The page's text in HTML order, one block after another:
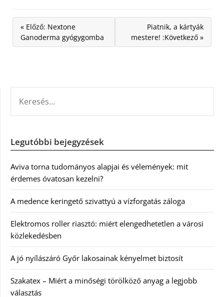
« Előző: Nextone
Ganoderma gyógygomba
Piatnik, a kártyák
mestere! :Következő »
Legutóbbi bejegyzések
Aviva torna tudományos alapjai és vélemények: mit
érdemes óvatosan kezelni?
A medence keringető szivattyú a vízforgatás záloga
Elektromos roller riasztó: miért elengedhetetlen a városi
közlekedésben
A jó nyílászáró Győr lakosainak kényelmet biztosít
Szakatex – Miért a minőségi törölköző anyag a legjobb
választás